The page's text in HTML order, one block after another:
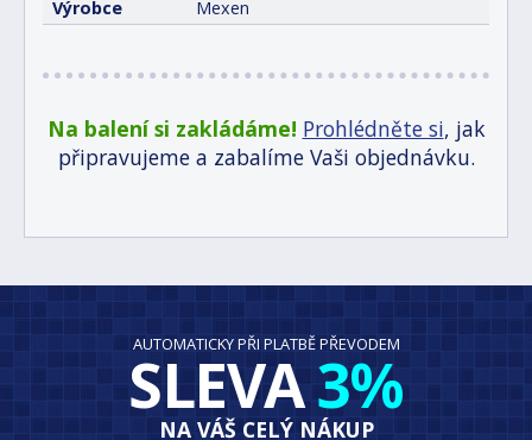
Výrobce
Mexen
Na balení si zakládáme! Prohlédněte si, jak
připravujeme a zabalíme Vaši objednávku.
AUTOMATICKY PŘI PLATBĚ PŘEVODEM
SLEVA3%
NA VÁŠ CELÝ NÁKUP